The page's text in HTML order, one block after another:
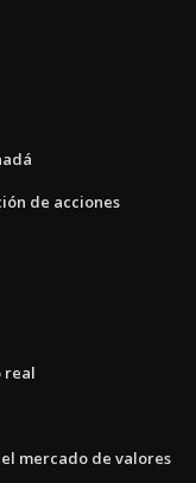
de acciones
real
mercado de valores